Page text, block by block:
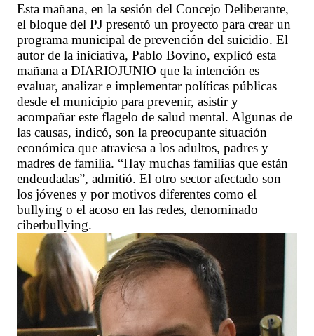
Esta mañana, en la sesión del Concejo Deliberante,
el bloque del PJ presentó un proyecto para crear un
programa municipal de prevención del suicidio. El
autor de la iniciativa, Pablo Bovino, explicó esta
mañana a DIARIOJUNIO que la intención es
evaluar, analizar e implementar políticas públicas
desde el municipio para prevenir, asistir y
acompañar este flagelo de salud mental. Algunas de
las causas, indicó, son la preocupante situación
económica que atraviesa a los adultos, padres y
madres de familia. “Hay muchas familias que están
endeudadas”, admitió. El otro sector afectado son
los jóvenes y por motivos diferentes como el
bullying o el acoso en las redes, denominado
ciberbullying.